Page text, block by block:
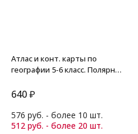
Атлас и конт. карты по
географии 5-6 класс. Полярная
640₽
576 руб. - более 10 шт.
512 руб. - более 20 шт.